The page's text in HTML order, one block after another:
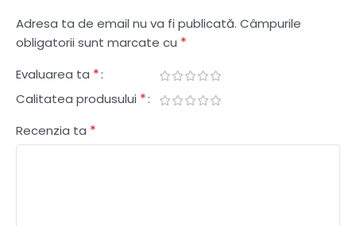
Adresa ta de email nu va fi publicată. Câmpurile
obligatorii sunt marcate cu *
Evaluarea ta *
Calitatea produsului *
Recenzia ta *